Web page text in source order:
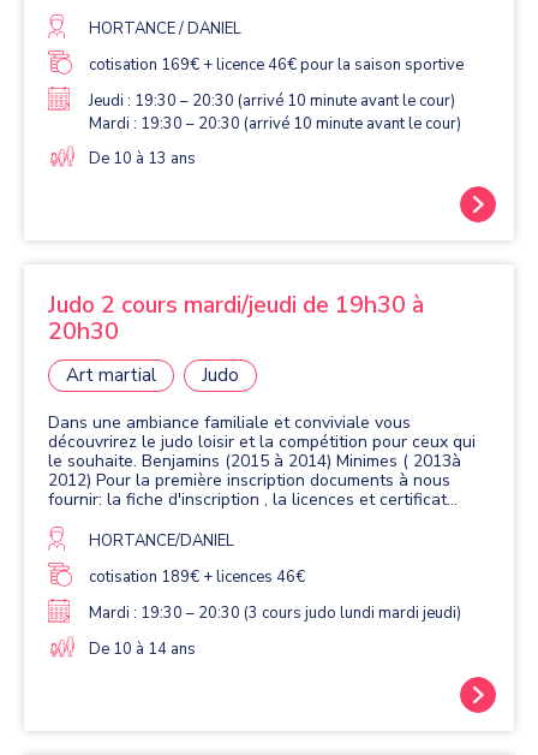
le dossier inscription) POUR LES ADHÉRENTS FAISANT
LEURS 2éme SAISON OU PLUS REMPLIR LE
QUESTIONNAIRE MÉDICAL SANTÉ QUE VOUS GARDER
ET NOUS REMETTRE L'ATTESTATION SANTÉ.
HORTANCE / DANIEL
cotisation 169€ + licence 46€ pour la saison sportive
Jeudi : 19:30 – 20:30 (arrivé 10 minute avant le cour)
Mardi : 19:30 – 20:30 (arrivé 10 minute avant le cour)
De 10 à 13 ans
Judo 2 cours mardi/jeudi de 19h30 à
20h30
Art martial Judo
Dans une ambiance familiale et conviviale vous
découvrirez le judo loisir et la compétition pour ceux qui
le souhaite. Benjamins (2015 à 2014) Minimes ( 2013à
2012) Pour la première inscription documents à nous
fournir: la fiche d'inscription , la licences et certificat
le dossier inscription) POUR LES ADHÉRENTS FAISANT
LEURS 2éme SAISON OU PLUS REMPLIR LE
QUESTIONNAIRE MÉDICAL SANTÉ QUE VOUS GARDER
ET NOUS REMETTRE L'ATTESTATION SANTÉ.
HORTANCE/DANIEL
cotisation 189€ + licences 46€
Mardi : 19:30 – 20:30 (3 cours judo lundi mardi jeudi)
De 10 à 14 ans